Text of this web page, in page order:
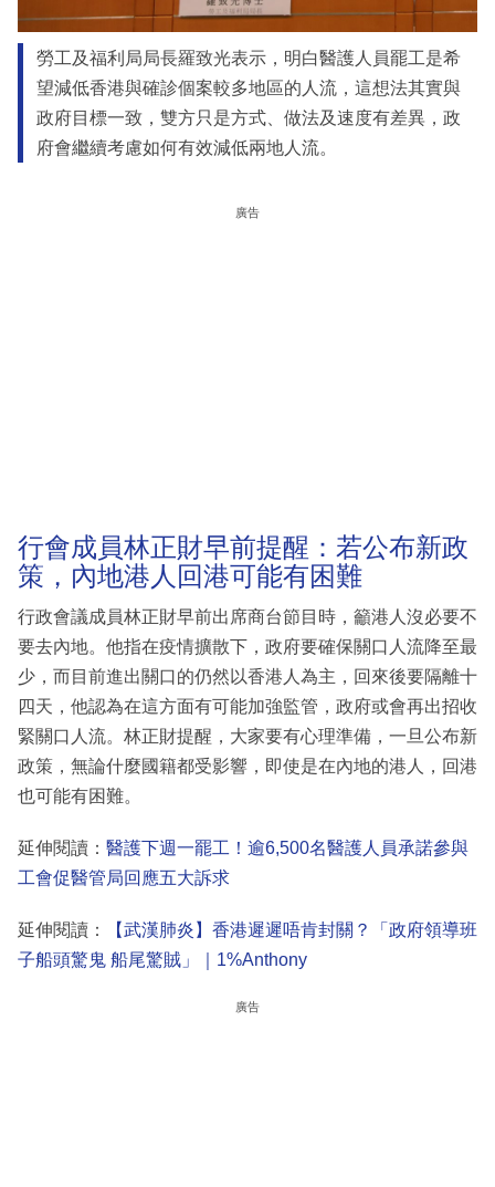
勞工及福利局局長羅致光表示，明白醫護人員罷工是希
望減低香港與確診個案較多地區的人流，這想法其實與
政府目標一致，雙方只是方式、做法及速度有差異，政
府會繼續考慮如何有效減低兩地人流。
廣告
行會成員林正財早前提醒：若公布新政
策，內地港人回港可能有困難
行政會議成員林正財早前出席商台節目時，籲港人沒必要不
要去內地。他指在疫情擴散下，政府要確保關口人流降至最
少，而目前進出關口的仍然以香港人為主，回來後要隔離十
四天，他認為在這方面有可能加強監管，政府或會再出招收
緊關口人流。林正財提醒，大家要有心理準備，一旦公布新
政策，無論什麼國籍都受影響，即使是在內地的港人，回港
也可能有困難。
延伸閱讀： 醫護下週一罷工！逾6,500名醫護人員承諾參與
工會促醫管局回應五大訴求
延伸閱讀：
【武漢肺炎】香港遲遲唔肯封關？「政府領導班
子船頭驚鬼 船尾驚賊」｜1%Anthony
廣告